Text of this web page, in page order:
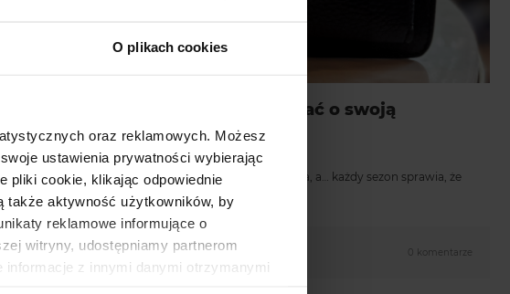
O plikach cookies
oraz reklamowych. Możesz
ustawienia prywatności wybierając
pliki cookie, klikając odpowiednie
także aktywność użytkowników, by
reklamowe informujące o
witryny, udostępniamy partnerom
informacje z innymi danymi otrzymanymi
torebki? Zobacz, jak dbać o swoją
w swojej kolekcji? Na pewno jest ich co najmniej kilka, a… każdy sezon sprawia, że
0 komentarze